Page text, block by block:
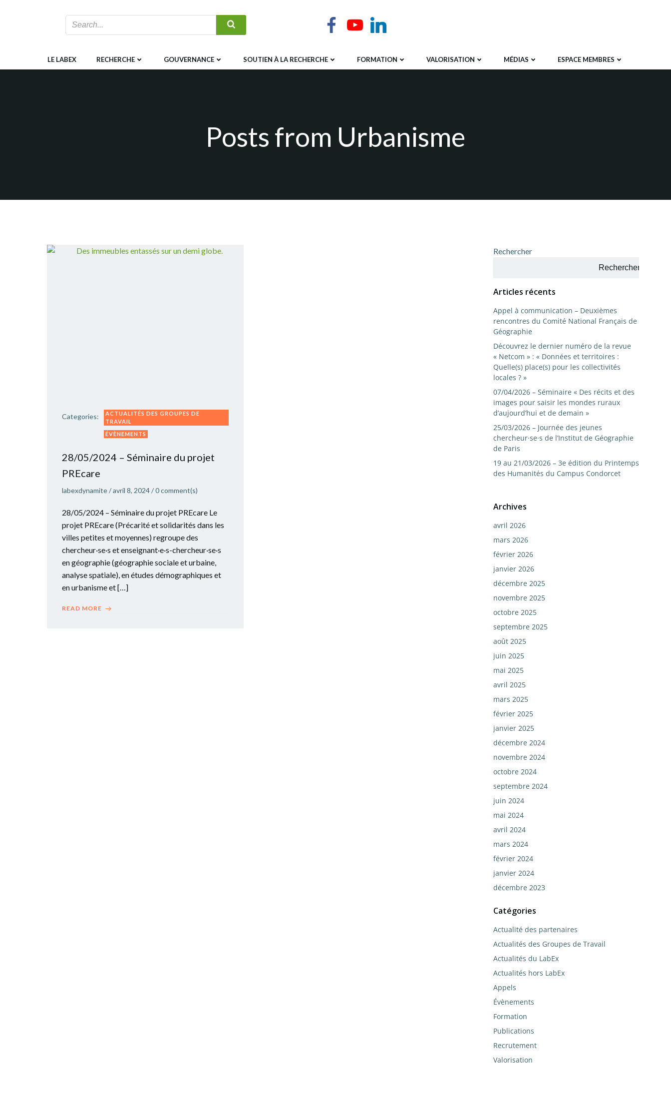
LE LABEX RECHERCHE GOUVERNANCE SOUTIEN À LA RECHERCHE FORMATION VALORISATION MÉDIAS ESPACE MEMBRES
Posts from Urbanisme
Categories:
ACTUALITÉS DES GROUPES DE
TRAVAIL
ÉVÈNEMENTS
28/05/2024 – Séminaire du projet
PREcare
labexdynamite/avril 8, 2024/0comment(s)
28/05/2024 – Séminaire du projet PREcare Le
projet PREcare (Précarité et solidarités dans les
villes petites et moyennes) regroupe des
chercheur·se·s et enseignant·e·s-chercheur·se·s
en géographie (géographie sociale et urbaine,
analyse spatiale), en études démographiques et
en urbanisme et […]
READ MORE
Rechercher
Rechercher
Articles récents
Appel à communication – Deuxièmes
rencontres du Comité National Français de
Géographie
Découvrez le dernier numéro de la revue
« Netcom » : « Données et territoires :
Quelle(s) place(s) pour les collectivités
locales ? »
07/04/2026 – Séminaire « Des récits et des
images pour saisir les mondes ruraux
d’aujourd’hui et de demain »
25/03/2026 – Journée des jeunes
chercheur·se·s de l’Institut de Géographie
de Paris
19 au 21/03/2026 – 3e édition du Printemps
des Humanités du Campus Condorcet
Archives
avril 2026
mars 2026
février 2026
janvier 2026
décembre 2025
novembre 2025
octobre 2025
septembre 2025
août 2025
juin 2025
mai 2025
avril 2025
mars 2025
février 2025
janvier 2025
décembre 2024
novembre 2024
octobre 2024
septembre 2024
juin 2024
mai 2024
avril 2024
mars 2024
février 2024
janvier 2024
décembre 2023
Catégories
Actualité des partenaires
Actualités des Groupes de Travail
Actualités du LabEx
Actualités hors LabEx
Appels
Évènements
Formation
Publications
Recrutement
Valorisation